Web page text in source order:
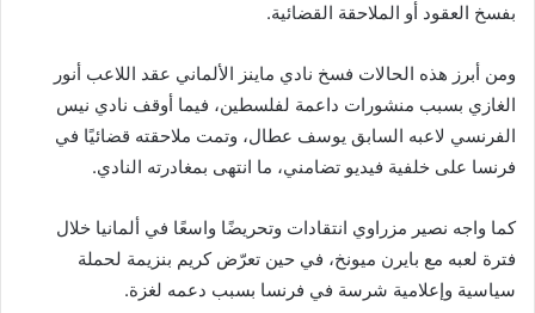
بفسخ العقود أو الملاحقة القضائية.
ومن أبرز هذه الحالات فسخ نادي ماينز الألماني عقد اللاعب أنور
الغازي بسبب منشورات داعمة لفلسطين، فيما أوقف نادي نيس
الفرنسي لاعبه السابق يوسف عطال، وتمت ملاحقته قضائيًا في
فرنسا على خلفية فيديو تضامني، ما انتهى بمغادرته النادي.
كما واجه نصير مزراوي انتقادات وتحريضًا واسعًا في ألمانيا خلال
فترة لعبه مع بايرن ميونخ، في حين تعرّض كريم بنزيمة لحملة
سياسية وإعلامية شرسة في فرنسا بسبب دعمه لغزة.